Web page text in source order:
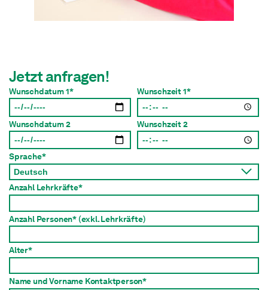
Jetzt anfragen!
Wunschdatum 1* Wunschzeit 1*
Wunschdatum 2 Wunschzeit 2
Sprache*
Anzahl Lehrkräfte*
Anzahl Personen* (exkl. Lehrkräfte)
Alter*
Name und Vorname Kontaktperson*